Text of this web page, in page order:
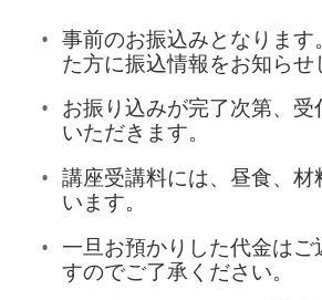
事前のお振込みとなります
た方に振込情報をお知らせ
お振り込みが完了次第、受
いただきます。
講座受講料には、昼食、材
います。
一旦お預かりした代金はご
すのでご了承ください。